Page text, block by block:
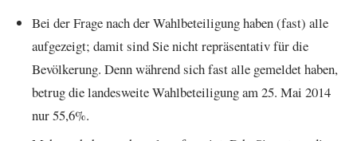
Bei der Frage nach der Wahlbeteiligung haben (fast) alle
aufgezeigt; damit sind Sie nicht repräsentativ für die
Bevölkerung. Denn während sich fast alle gemeldet haben,
betrug die landesweite Wahlbeteiligung am 25. Mai 2014
nur 55,6%.